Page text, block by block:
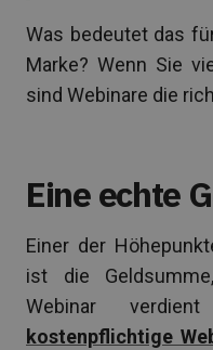
Was bedeutet das
Marke? Wenn Sie
sind Webinare die
Eine echte
Einer der
ist die
Webinar
kostenpflichtige